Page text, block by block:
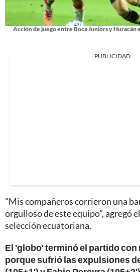
Acción de juego entre Boca Juniors y Huracán
PUBLICIDAD
"Mis compañeros corrieron una
orgulloso de este equipo", agregó
selección ecuatoriana.
El 'globo' terminó el partido con
porque sufrió las expulsiones